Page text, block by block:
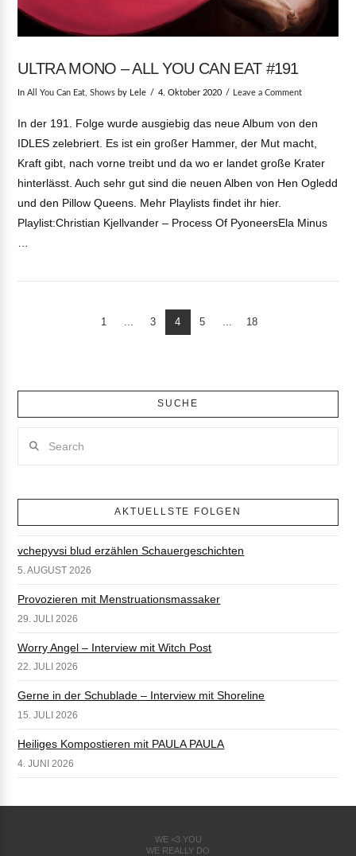
ULTRA MONO – ALL YOU CAN EAT #191
InAll You Can Eat ,Shows by Lele 4. Oktober 2020 Leave a Comment
In der 191. Folge wurde ausgiebig das neue Album von den
IDLES zelebriert. Es ist ein großer Hammer, der Mut macht,
Kraft gibt, nach vorne treibt und da wo er landet große Krater
hinterlässt. Auch sehr gut sind die neuen Alben von Hen Ogledd
und den Pillow Queens. Mehr Playlists findet ihr hier.
Playlist:Christian Kjellvander – Process Of PyoneersEla Minus
1 ... 3 4 5 ... 18
SUCHE
AKTUELLSTE FOLGEN
vchepyvsi blud erzählen Schauergeschichten
5. AUGUST 2026
Provozieren mit Menstruationsmassaker
29. JULI 2026
Worry Angel – Interview mit Witch Post
22. JULI 2026
Gerne in der Schublade – Interview mit Shoreline
15. JULI 2026
Heiliges Kompostieren mit PAULA PAULA
4. JUNI 2026
WE <3 YOU
WE REALLY DO